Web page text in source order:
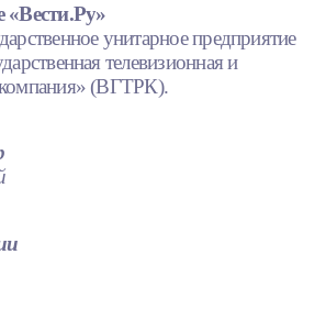
«Вести.Ру»
унитарное предприятие
телевизионная и
(ВГТРК).